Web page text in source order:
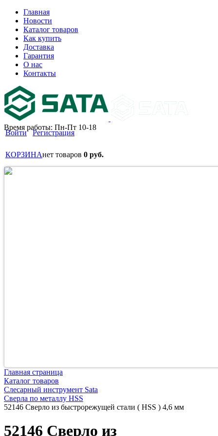
Главная
Новости
Каталог товаров
Как купить
Доставка
Гарантия
О нас
Контакты
Время работы: Пн-Пт 10-18
Войти Регистрация
КОРЗИНАнет товаров 0 руб.
Главная страница
Каталог товаров
Слесарный инструмент Sata
Сверла по металлу HSS
52146 Сверло из быстрорежущей стали ( HSS ) 4,6 мм
52146 Сверло из